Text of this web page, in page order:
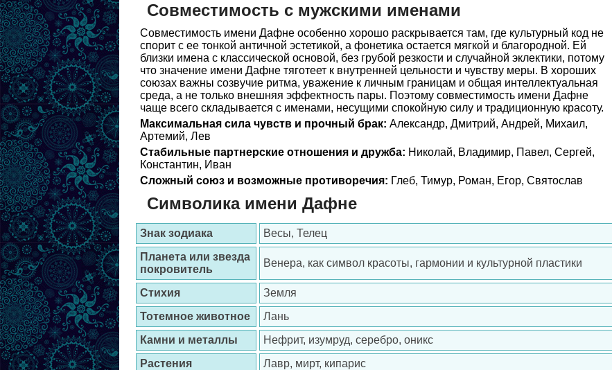
Совместимость с мужскими именами
Совместимость имени Дафне особенно хорошо раскрывается там, где культурный код не
спорит с ее тонкой античной эстетикой, а фонетика остается мягкой и благородной. Ей
близки имена с классической основой, без грубой резкости и случайной эклектики, потому
что значение имени Дафне тяготеет к внутренней цельности и чувству меры. В хороших
союзах важны созвучие ритма, уважение к личным границам и общая интеллектуальная
среда, а не только внешняя эффектность пары. Поэтому совместимость имени Дафне
чаще всего складывается с именами, несущими спокойную силу и традиционную красоту.
Максимальная сила чувств и прочный брак: Александр, Дмитрий, Андрей, Михаил,
Артемий, Лев
Стабильные партнерские отношения и дружба: Николай, Владимир, Павел, Сергей,
Константин, Иван
Сложный союз и возможные противоречия: Глеб, Тимур, Роман, Егор, Святослав
Символика имени Дафне
Знак зодиака
Весы, Телец
Планета или звезда
покровитель
Венера, как символ красоты, гармонии и культурной пластики
Стихия
Земля
Тотемное животное
Лань
Камни и металлы
Нефрит, изумруд, серебро, оникс
Растения
Лавр, мирт, кипарис